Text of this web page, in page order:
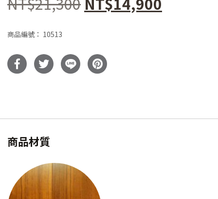
格：
商品編號： 10513
商品材質